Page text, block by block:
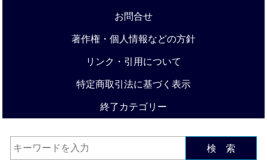
お問合せ
著作権・個人情報などの方針
リンク・引用について
特定商取引法に基づく表示
終了カテゴリー
検 索